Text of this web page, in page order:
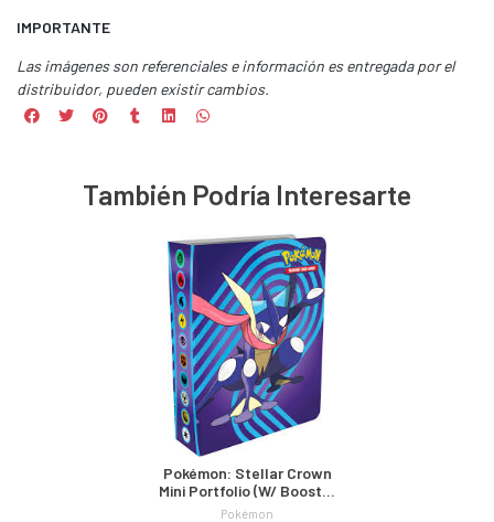
IMPORTANTE
Las imágenes son referenciales e información es entregada por el
distribuidor, pueden existir cambios.
También Podría Interesarte
Pokémon: Stellar Crown
Mini Portfolio (w/ Booster
Q3 24)
Pokémon